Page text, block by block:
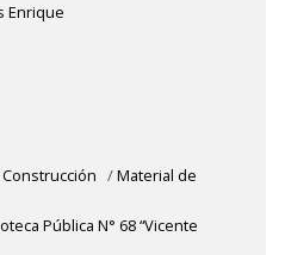
Enrique
Construcción /Material de
Pública N° 68 “Vicente